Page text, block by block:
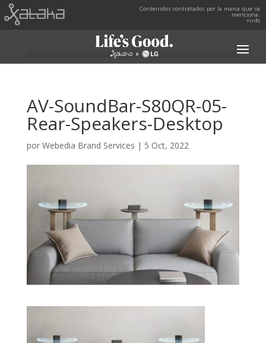
Contenidos contratados por la marca que se
menciona.
+info
AV-SoundBar-S80QR-05-
Rear-Speakers-Desktop
por Webedia Brand Services | 5 Oct, 2022